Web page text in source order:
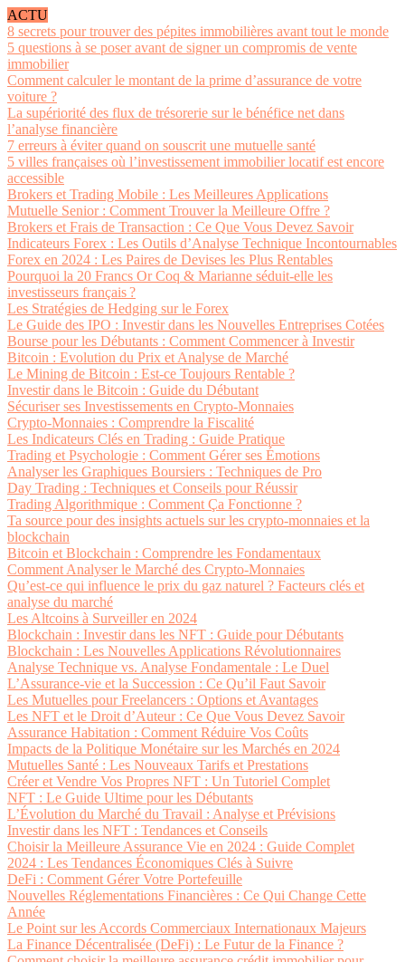
ACTU
8 secrets pour trouver des pépites immobilières avant tout le monde
5 questions à se poser avant de signer un compromis de vente
immobilier
Comment calculer le montant de la prime d’assurance de votre
voiture ?
La supériorité des flux de trésorerie sur le bénéfice net dans
l’analyse financière
7 erreurs à éviter quand on souscrit une mutuelle santé
5 villes françaises où l’investissement immobilier locatif est encore
accessible
Brokers et Trading Mobile : Les Meilleures Applications
Mutuelle Senior : Comment Trouver la Meilleure Offre ?
Brokers et Frais de Transaction : Ce Que Vous Devez Savoir
Indicateurs Forex : Les Outils d’Analyse Technique Incontournables
Forex en 2024 : Les Paires de Devises les Plus Rentables
Pourquoi la 20 Francs Or Coq & Marianne séduit-elle les
investisseurs français ?
Les Stratégies de Hedging sur le Forex
Le Guide des IPO : Investir dans les Nouvelles Entreprises Cotées
Bourse pour les Débutants : Comment Commencer à Investir
Bitcoin : Evolution du Prix et Analyse de Marché
Le Mining de Bitcoin : Est-ce Toujours Rentable ?
Investir dans le Bitcoin : Guide du Débutant
Sécuriser ses Investissements en Crypto-Monnaies
Crypto-Monnaies : Comprendre la Fiscalité
Les Indicateurs Clés en Trading : Guide Pratique
Trading et Psychologie : Comment Gérer ses Émotions
Analyser les Graphiques Boursiers : Techniques de Pro
Day Trading : Techniques et Conseils pour Réussir
Trading Algorithmique : Comment Ça Fonctionne ?
Ta source pour des insights actuels sur les crypto-monnaies et la
blockchain
Bitcoin et Blockchain : Comprendre les Fondamentaux
Comment Analyser le Marché des Crypto-Monnaies
Qu’est-ce qui influence le prix du gaz naturel ? Facteurs clés et
analyse du marché
Les Altcoins à Surveiller en 2024
Blockchain : Investir dans les NFT : Guide pour Débutants
Blockchain : Les Nouvelles Applications Révolutionnaires
Analyse Technique vs. Analyse Fondamentale : Le Duel
L’Assurance-vie et la Succession : Ce Qu’il Faut Savoir
Les Mutuelles pour Freelancers : Options et Avantages
Les NFT et le Droit d’Auteur : Ce Que Vous Devez Savoir
Assurance Habitation : Comment Réduire Vos Coûts
Impacts de la Politique Monétaire sur les Marchés en 2024
Mutuelles Santé : Les Nouveaux Tarifs et Prestations
Créer et Vendre Vos Propres NFT : Un Tutoriel Complet
NFT : Le Guide Ultime pour les Débutants
L’Évolution du Marché du Travail : Analyse et Prévisions
Investir dans les NFT : Tendances et Conseils
Choisir la Meilleure Assurance Vie en 2024 : Guide Complet
2024 : Les Tendances Économiques Clés à Suivre
DeFi : Comment Gérer Votre Portefeuille
Nouvelles Réglementations Financières : Ce Qui Change Cette
Année
Le Point sur les Accords Commerciaux Internationaux Majeurs
La Finance Décentralisée (DeFi) : Le Futur de la Finance ?